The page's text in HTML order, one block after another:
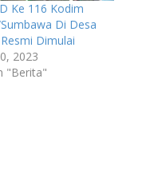
Ke 116 Kodim
Di Desa
Dimulai
2023
"Berita"